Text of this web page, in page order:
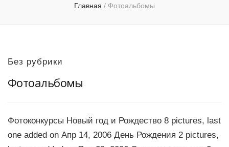
Главная / Фотоальбомы
Без рубрики
Фотоальбомы
Фотоконкурсы Новый год и Рождество 8 pictures, last
one added on Апр 14, 2006 День Рождения 2 pictures,